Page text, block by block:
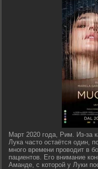
Март 2020 года, Рим. Из-за
Лука часто остаётся один,
много времени проводит в
пациентов. Его внимание
Аманде, с которой у Луки